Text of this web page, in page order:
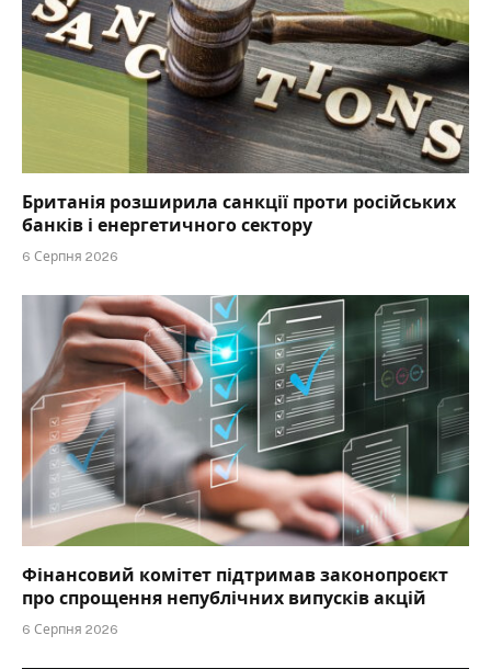
Британія розширила санкції проти російських
банків і енергетичного сектору
6 Серпня 2026
Фінансовий комітет підтримав законопроєкт
про спрощення непублічних випусків акцій
6 Серпня 2026